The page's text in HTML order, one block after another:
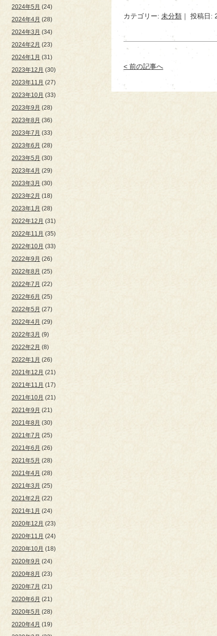
2024年5月 (24)
2024年4月 (28)
2024年3月 (34)
2024年2月 (23)
2024年1月 (31)
2023年12月 (30)
2023年11月 (27)
2023年10月 (33)
2023年9月 (28)
2023年8月 (36)
2023年7月 (33)
2023年6月 (28)
2023年5月 (30)
2023年4月 (29)
2023年3月 (30)
2023年2月 (18)
2023年1月 (28)
2022年12月 (31)
2022年11月 (35)
2022年10月 (33)
2022年9月 (26)
2022年8月 (25)
2022年7月 (22)
2022年6月 (25)
2022年5月 (27)
2022年4月 (29)
2022年3月 (9)
2022年2月 (8)
2022年1月 (26)
2021年12月 (21)
2021年11月 (17)
2021年10月 (21)
2021年9月 (21)
2021年8月 (30)
2021年7月 (25)
2021年6月 (26)
2021年5月 (28)
2021年4月 (28)
2021年3月 (25)
2021年2月 (22)
2021年1月 (24)
2020年12月 (23)
2020年11月 (24)
2020年10月 (18)
2020年9月 (24)
2020年8月 (23)
2020年7月 (21)
2020年6月 (21)
2020年5月 (28)
2020年4月 (19)
カテゴリー: 未分類 投稿日:
< 前の記事へ